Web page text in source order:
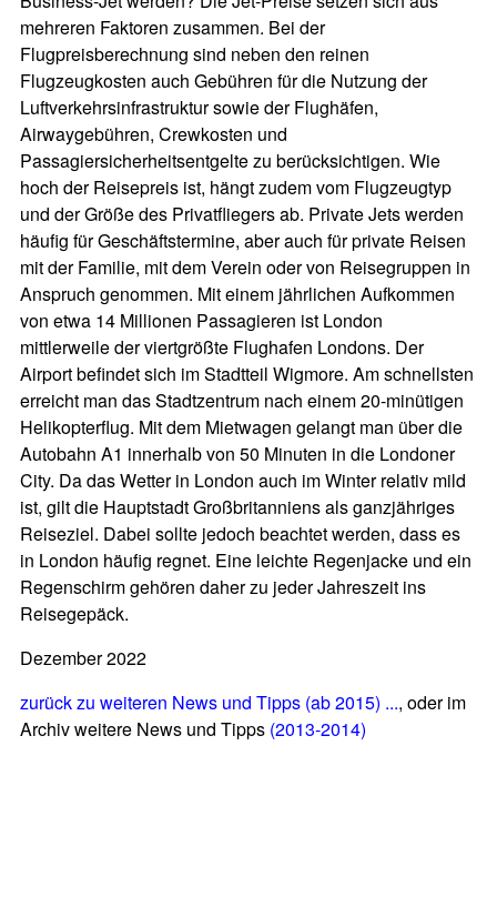
mehreren Faktoren zusammen. Bei der
Flugpreisberechnung sind neben den reinen
Flugzeugkosten auch Gebühren für die Nutzung der
Luftverkehrsinfrastruktur sowie der Flughäfen,
Airwaygebühren, Crewkosten und
Passagiersicherheitsentgelte zu berücksichtigen. Wie
hoch der Reisepreis ist, hängt zudem vom Flugzeugtyp
und der Größe des Privatfliegers ab. Private Jets werden
häufig für Geschäftstermine, aber auch für private Reisen
mit der Familie, mit dem Verein oder von Reisegruppen in
Anspruch genommen. Mit einem jährlichen Aufkommen
von etwa 14 Millionen Passagieren ist London
mittlerweile der viertgrößte Flughafen Londons. Der
Airport befindet sich im Stadtteil Wigmore. Am schnellsten
erreicht man das Stadtzentrum nach einem 20-minütigen
Helikopterflug. Mit dem Mietwagen gelangt man über die
Autobahn A1 innerhalb von 50 Minuten in die Londoner
City. Dadas Wetter in London auch im Winter relativ mild
ist, gilt die Hauptstadt Großbritanniens als ganzjähriges
Reiseziel. Dabei sollte jedoch beachtet werden, dass es
in London häufig regnet. Eine leichte Regenjacke und ein
Regenschirm gehören daher zu jeder Jahreszeit ins
Reisegepäck.
Dezember 2022
zurück zu weiteren News und Tipps (ab 2015) ..., oder im
Archiv weitere News und Tipps (2013-2014)